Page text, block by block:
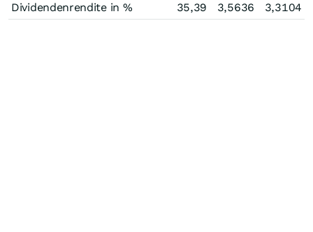
Dividendenrendite in %
35,39 3,5636 3,3104